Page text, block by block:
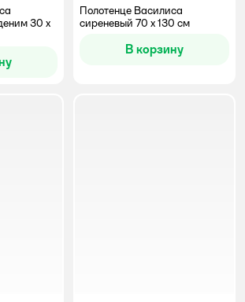
30 x
Полотенце Василиса
сиреневый 70 x 130 см
В корзину